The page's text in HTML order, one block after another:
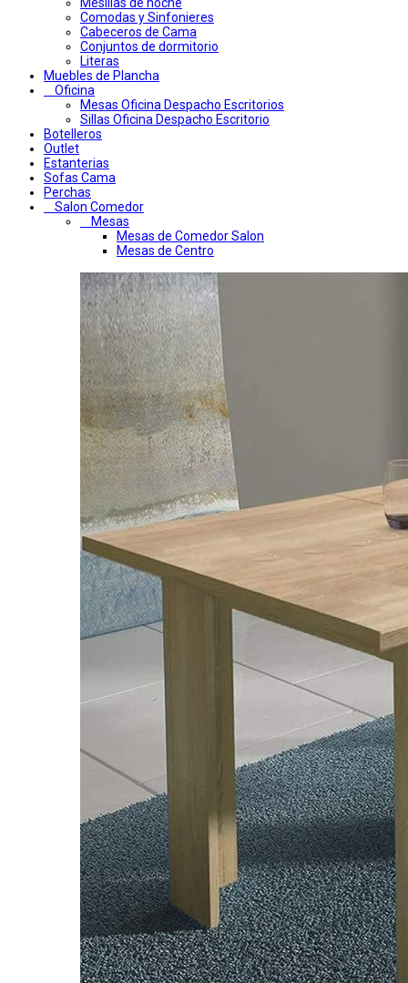
Mesillas de noche
Comodas y Sinfonieres
Cabeceros de Cama
Conjuntos de dormitorio
Literas
Muebles de Plancha
Oficina
Mesas Oficina Despacho Escritorios
Sillas Oficina Despacho Escritorio
Botelleros
Outlet
Estanterias
Sofas Cama
Perchas
Salon Comedor
Mesas
Mesas de Comedor Salon
Mesas de Centro